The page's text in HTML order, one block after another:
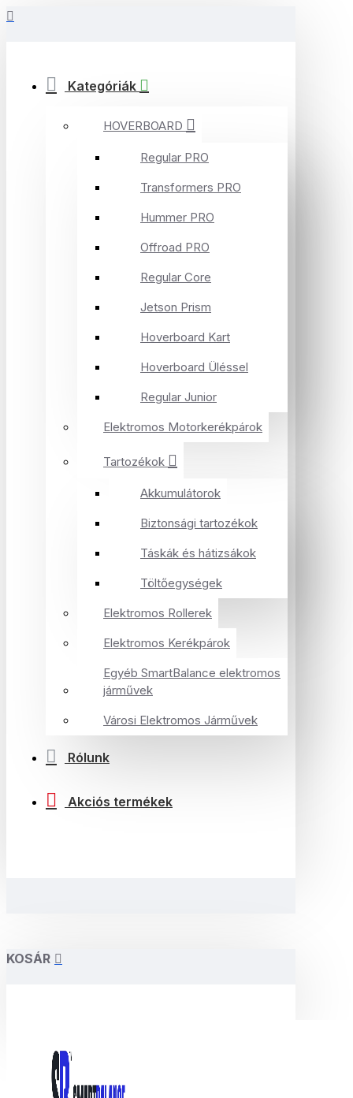
Kategóriák
HOVERBOARD
Regular PRO
Transformers PRO
Hummer PRO
Offroad PRO
Regular Core
Jetson Prism
Hoverboard Kart
Hoverboard Üléssel
Regular Junior
Elektromos Motorkerékpárok
Tartozékok
Akkumulátorok
Biztonsági tartozékok
Táskák és hátizsákok
Töltőegységek
Elektromos Rollerek
Elektromos Kerékpárok
Egyéb SmartBalance elektromos
járművek
Városi Elektromos Járművek
Rólunk
Akciós termékek
KOSÁR